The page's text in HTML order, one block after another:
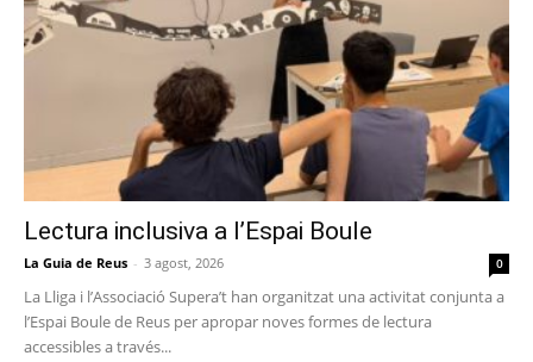
Lectura inclusiva a l’Espai Boule
La Guia de Reus - 3 agost, 2026 0
La Lliga i l’Associació Supera’t han organitzat una activitat conjunta a
l’Espai Boule de Reus per apropar noves formes de lectura
accessibles a través...